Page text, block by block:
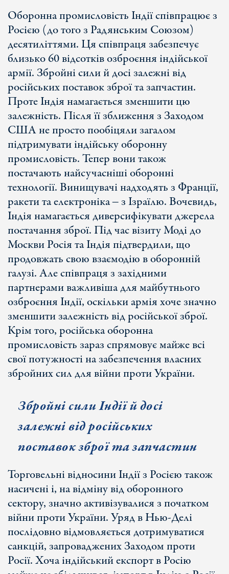
Оборонна промисловість Індії співпрацює з
Росією (до того з Радянським Союзом)
десятиліттями. Ця співпраця забезпечує
близько 60 відсотків озброєння індійської
армії. Збройні сили й досі залежні від
російських поставок зброї та запчастин.
Проте Індія намагається зменшити цю
залежність. Після її зближення з Заходом
США не просто пообіцяли загалом
підтримувати індійську оборонну
промисловість. Тепер вони також
постачають найсучасніші оборонні
технології. Винищувачі надходять з Франції,
ракети та електроніка ‒ з Ізраїлю. Вочевидь,
Індія намагається диверсифікувати джерела
постачання зброї. Під час візиту Моді до
Москви Росія та Індія підтвердили, що
продовжать свою взаємодію в оборонній
галузі. Але співпраця з західними
партнерами важливіша для майбутнього
озброєння Індії, оскільки армія хоче значно
зменшити залежність від російської зброї.
Крім того, російська оборонна
промисловість зараз спрямовує майже всі
свої потужності на забезпечення власних
збройних сил для війни проти України.
Збройні сили Індії й досі
залежні від російських
поставок зброї та запчастин
Торговельні відносини Індії з Росією також
насичені і, на відміну від оборонного
сектору, значно активізувалися з початком
війни проти України. Уряд в Нью-Делі
послідовно відмовляється дотримуватися
санкцій, запроваджених Заходом проти
Росії. Хоча індійський експорт в Росію